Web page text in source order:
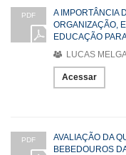
PDF
A IMPORTÂNCIA
ORGANIZAÇÃO,
EDUCAÇÃO
LUCAS
Acessar
PDF
AVALIAÇÃO DA
BEBEDOUROS